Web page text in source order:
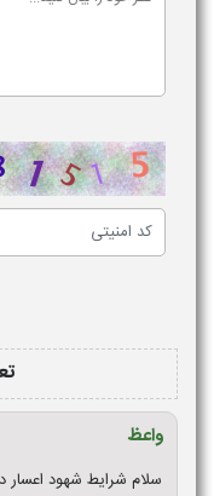
واعظ
سلام شرایط شهود اعسار